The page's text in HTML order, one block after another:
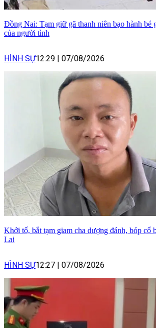
Đồng Nai: Tạm giữ gã thanh niên bạo hành bé
của người tình
HÌNH SỰ12:29 | 07/08/2026
Khởi tố, bắt tạm giam cha dượng đánh, bóp cổ
Lai
HÌNH SỰ12:27 | 07/08/2026